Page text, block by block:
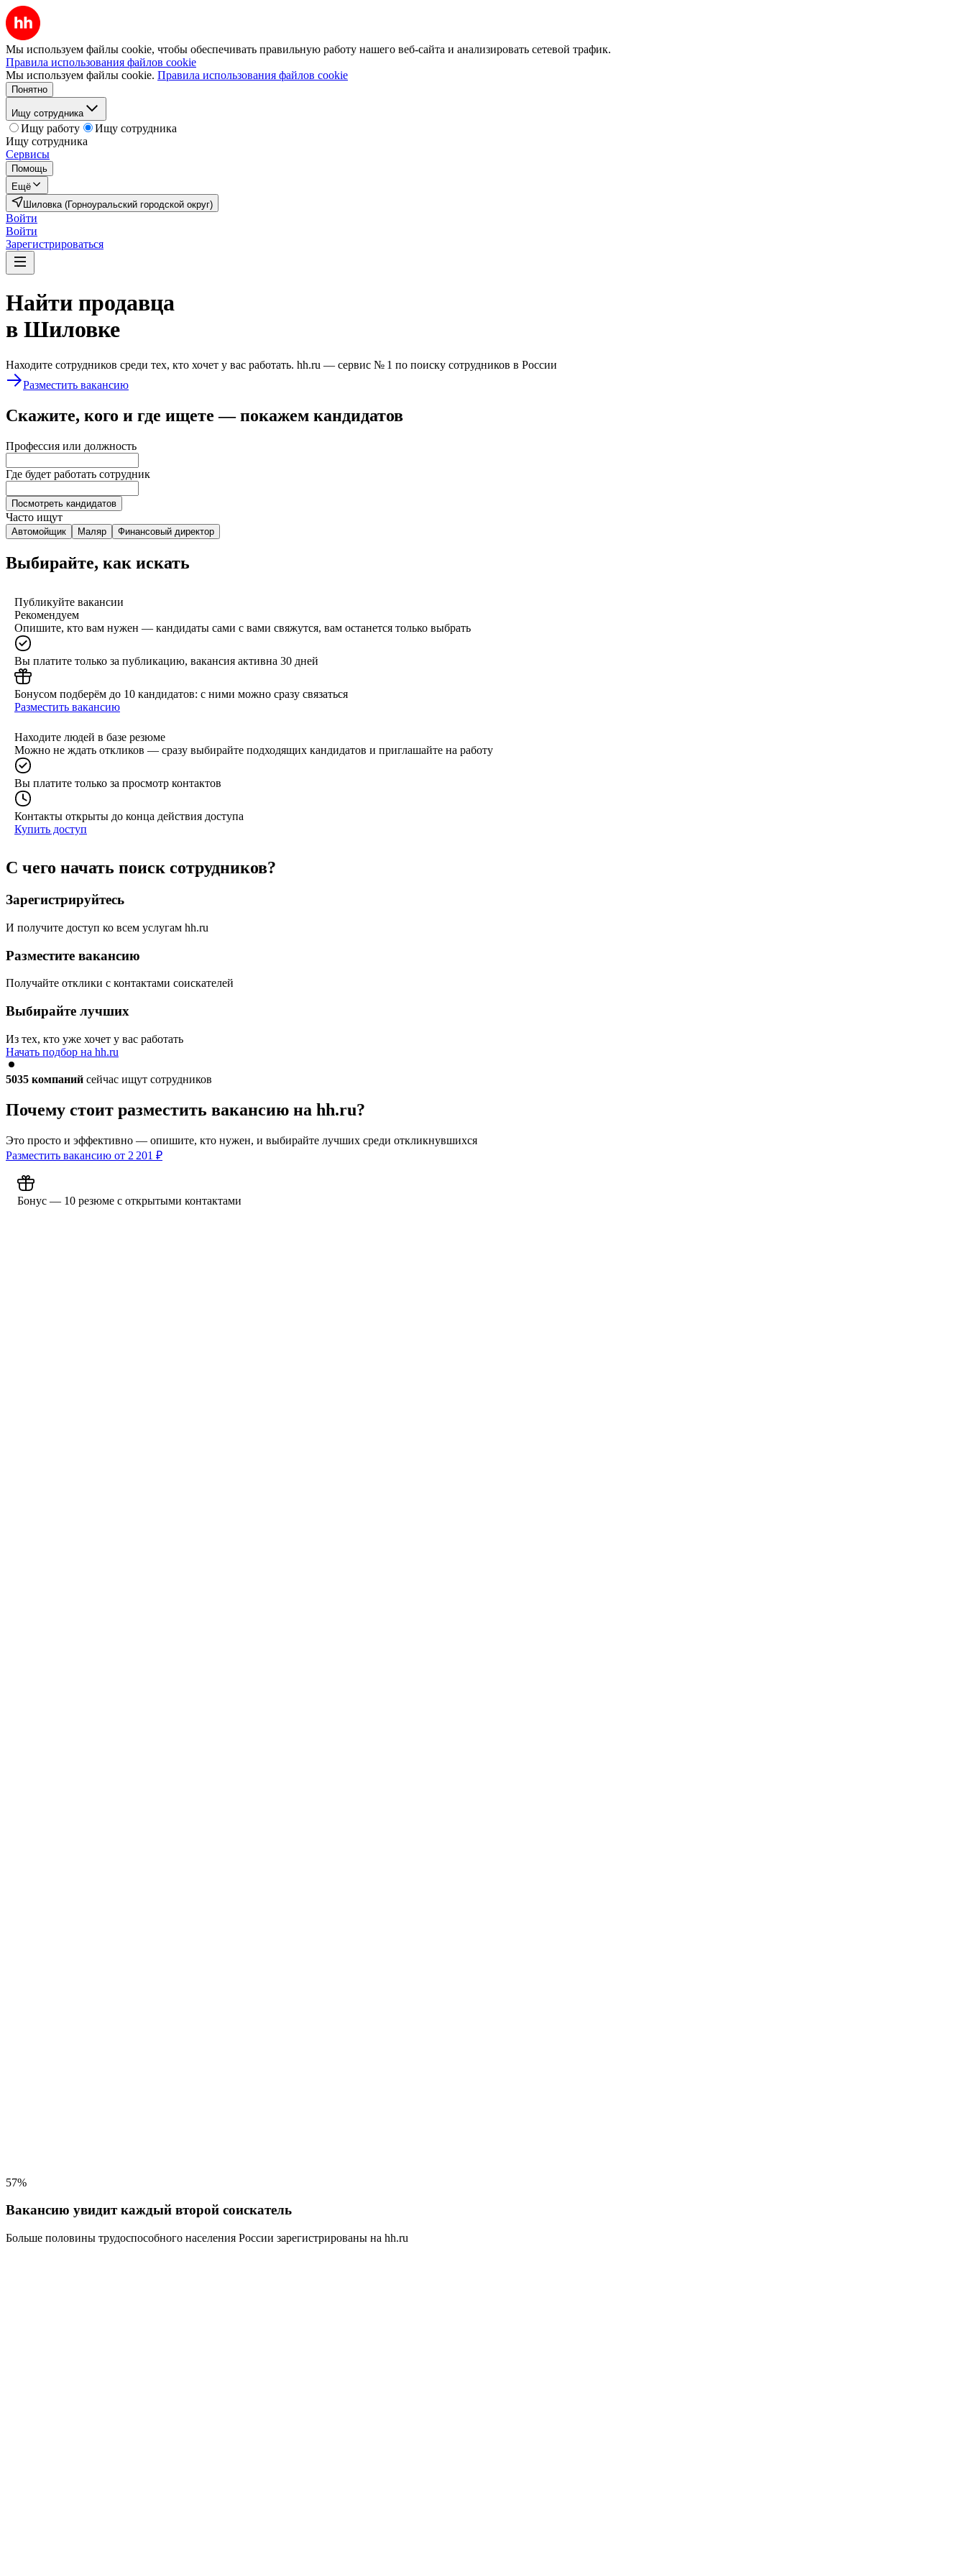
Мы используем файлы cookie, чтобы обеспечивать правильную работу нашего веб-сайта и анализировать сетевой трафик.
Правила использования файлов cookie
Мы используем файлы cookie. Правила использования файлов cookie
Понятно
Ищу сотрудника
Ищу работу
Ищу сотрудника
Ищу сотрудника
Сервисы
Помощь
Ещё
Шиловка (Горноуральский городской округ)
Войти
Войти
Зарегистрироваться
Найти продавца
в Шиловке
Находите сотрудников среди тех, кто хочет у вас работать. hh.ru — сервис № 1 по поиску сотрудников в России
Разместить вакансию
Скажите, кого и где ищете — покажем кандидатов
Профессия или должность
Где будет работать сотрудник
Посмотреть кандидатов
Часто ищут
Автомойщик Маляр Финансовый директор
Выбирайте, как искать
Публикуйте вакансии
Рекомендуем
Опишите, кто вам нужен — кандидаты сами с вами свяжутся, вам останется только выбрать
Вы платите только за публикацию, вакансия активна 30 дней
Бонусом подберём до 10 кандидатов: с ними можно сразу связаться
Разместить вакансию
Находите людей в базе резюме
Можно не ждать откликов — сразу выбирайте подходящих кандидатов и приглашайте на работу
Вы платите только за просмотр контактов
Контакты открыты до конца действия доступа
Купить доступ
С чего начать поиск сотрудников?
Зарегистрируйтесь
И получите доступ ко всем услугам hh.ru
Разместите вакансию
Получайте отклики с контактами соискателей
Выбирайте лучших
Из тех, кто уже хочет у вас работать
Начать подбор на hh.ru
5035 компаний сейчас ищут сотрудников
Почему стоит разместить вакансию на hh.ru?
Это просто и эффективно — опишите, кто нужен, и выбирайте лучших среди откликнувшихся
Разместить вакансию от 2 201 ₽
Бонус — 10 резюме с открытыми контактами
57%
Вакансию увидит каждый второй соискатель
Больше половины трудоспособного населения России зарегистрированы на hh.ru